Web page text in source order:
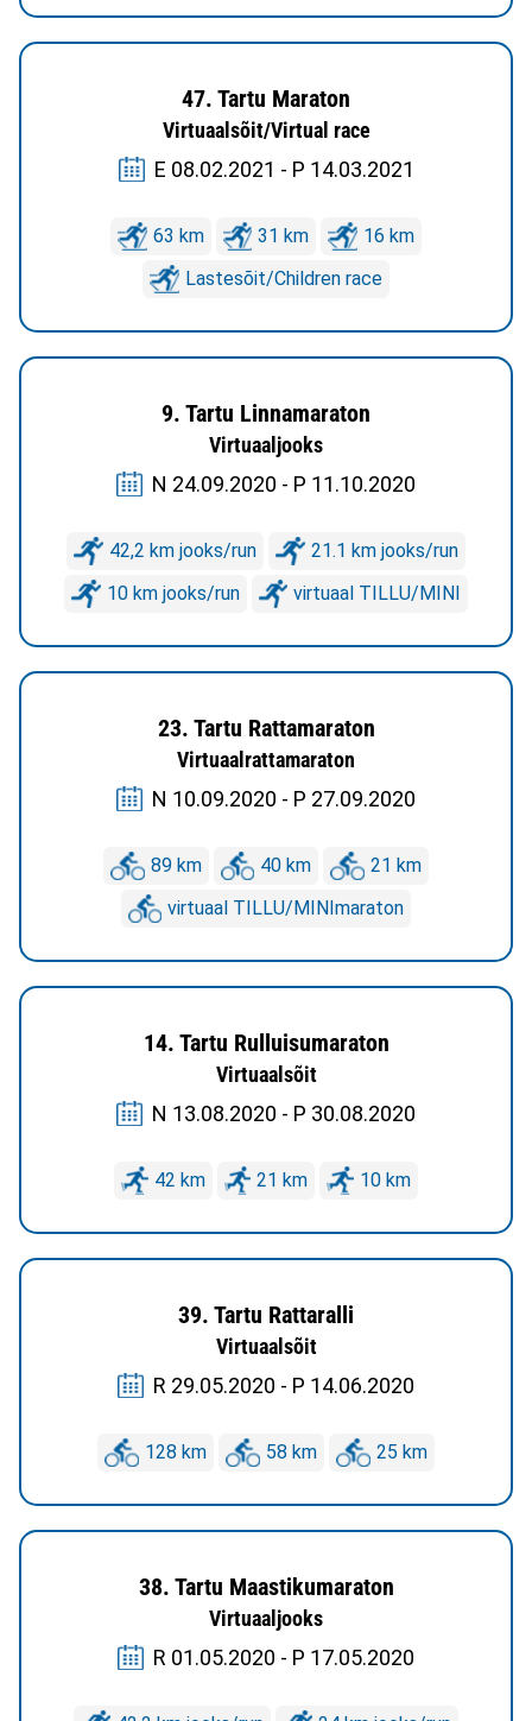
47. Tartu Maraton
Virtuaalsõit/Virtual race
E 08.02.2021 - P 14.03.2021
63 km 31 km
16 km
Lastesõit/Children race
9. Tartu Linnamaraton
Virtuaaljooks
N 24.09.2020 - P 11.10.2020
42,2 km jooks/run
21.1 km jooks/run
10 km jooks/run
virtuaal TILLU/MINI
23. Tartu Rattamaraton
Virtuaalrattamaraton
N 10.09.2020 - P 27.09.2020
89 km 40 km
21 km
virtuaal TILLU/MINImaraton
14. Tartu Rulluisumaraton
Virtuaalsõit
N 13.08.2020 - P 30.08.2020
42 km 21 km 10 km
39. Tartu Rattaralli
Virtuaalsõit
R 29.05.2020 - P 14.06.2020
128 km 58 km 25 km
38. Tartu Maastikumaraton
Virtuaaljooks
R 01.05.2020 - P 17.05.2020